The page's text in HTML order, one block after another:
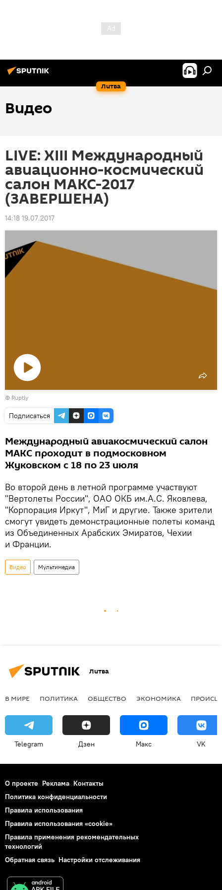
Литва
Видео
LIVE: XIII Международный
авиационно-космический
салон МАКС-2017
(ЗАВЕРШЕНА)
14:18 19.07.2017
Воспроизвести
видео
© Ruptly
Подписаться
Международный авиакосмический салон
МАКС проходит в подмосковном
Жуковском с 18 по 23 июля
Во второй день в летной программе участвуют
"Вертолеты России", ОАО ОКБ им.А.С. Яковлева,
"Корпорация Иркут", МиГ и другие. Также зрители
смогут увидеть демонстрационные полеты команд
из Объединенных Арабских Эмиратов, Чехии
и Франции.
Видео Мультимедиа
Литва
В МИРЕ ПОЛИТИКА ОБЩЕСТВО ЭКОНОМИКА
Telegram Дзен Макс VK
О проекте Реклама Контакты
Политика конфиденциальности
Правила использования
Правила использования «cookie»
Правила применения рекомендательных
технологий
Обратная связь Настройки отслеживания